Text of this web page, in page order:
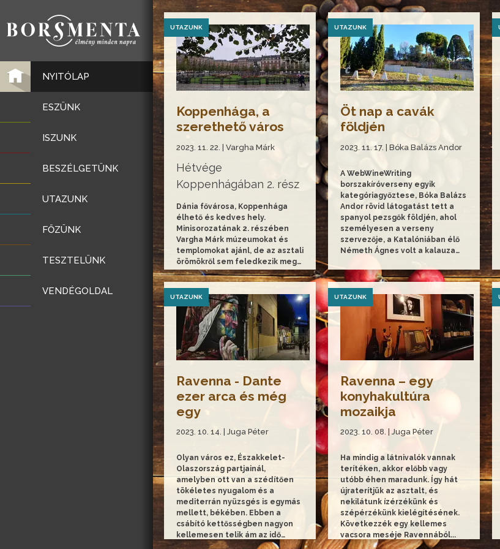
NYITÓLAP
ESZÜNK
ISZUNK
BESZÉLGETÜNK
UTAZUNK
FŐZÜNK
TESZTELÜNK
VENDÉGOLDAL
UTAZUNK
Koppenhága, a
szerethető város
2023. 11. 22. | Vargha Márk
Hétvége
Koppenhágában 2. rész
Dánia fővárosa, Koppenhága
élhető és kedves hely.
Minisorozatának 2. részében
Vargha Márk múzeumokat és
templomokat ajánl, de az asztali
örömökről sem feledkezik meg…
UTAZUNK
Öt nap a cavák
földjén
2023. 11. 17. | Bóka Balázs Andor
A WebWineWriting
borszakíróverseny egyik
kategóriagyőztese, Bóka Balázs
Andor rövid látogatást tett a
spanyol pezsgők földjén, ahol
személyesen a verseny
szervezője, a Katalóniában élő
Németh Ágnes volt a kalauza…
UTAZUNK
Ravenna - Dante
ezer arca és még
egy
2023. 10. 14. | Juga Péter
Olyan város ez, Északkelet-
Olaszország partjainál,
amelyben ott van a szédítően
tökéletes nyugalom és a
mediterrán nyüzsgés is egymás
mellett, békében. Ebben a
csábító kettősségben nagyon
kellemesen telik ám az idő…
UTAZUNK
Ravenna – egy
konyhakultúra
mozaikja
2023. 10. 08. | Juga Péter
Ha mindig a látnivalók vannak
terítéken, akkor előbb vagy
utóbb éhen maradunk. Így hát
újraterítjük az asztalt, és
nekilátunk ízérzékünk és
szépérzékünk kielégítésének.
Következzék egy kellemes
vacsora meséje Ravennából...